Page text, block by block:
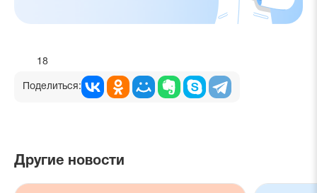
18
Поделиться:
Другие новости